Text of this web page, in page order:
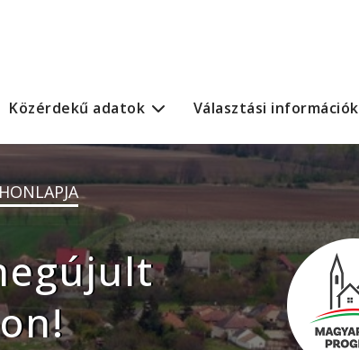
Közérdekű adatok Választási információk